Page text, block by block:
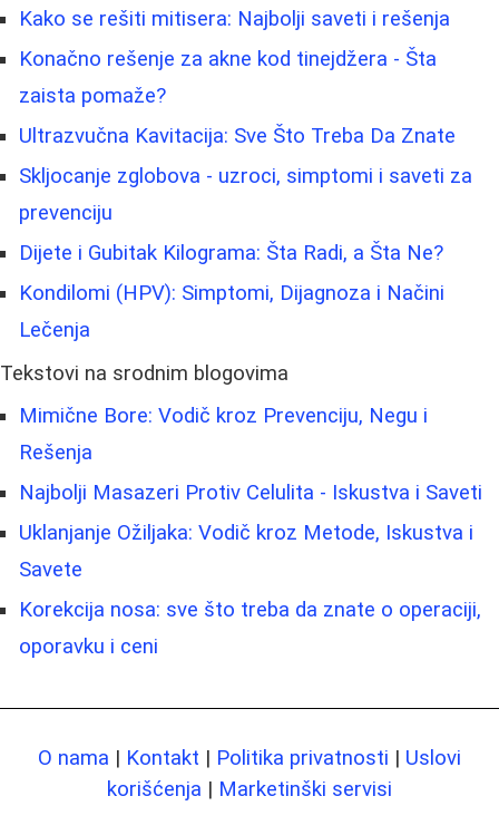
Kako se rešiti mitisera: Najbolji saveti i rešenja
Konačno rešenje za akne kod tinejdžera - Šta
zaista pomaže?
Ultrazvučna Kavitacija: Sve Što Treba Da Znate
Skljocanje zglobova - uzroci, simptomi i saveti za
prevenciju
Dijete i Gubitak Kilograma: Šta Radi, a Šta Ne?
Kondilomi (HPV): Simptomi, Dijagnoza i Načini
Lečenja
Tekstovi na srodnim blogovima
Mimične Bore: Vodič kroz Prevenciju, Negu i
Rešenja
Najbolji Masazeri Protiv Celulita - Iskustva i Saveti
Uklanjanje Ožiljaka: Vodič kroz Metode, Iskustva i
Savete
Korekcija nosa: sve što treba da znate o operaciji,
oporavku i ceni
O nama | Kontakt | Politika privatnosti | Uslovi
korišćenja | Marketinški servisi